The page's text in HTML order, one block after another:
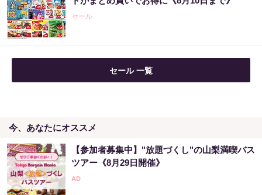
セール
セール 一覧
今、あなたにオススメ
【参加者募集中】"放題づくし"の山梨満喫バス
ツアー《8月29日開催》